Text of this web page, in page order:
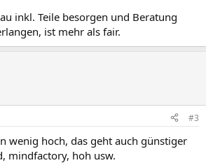
inkl. Teile besorgen und Beratung
ist mehr als fair.
#3
wenig hoch, das geht auch günstiger
mindfactory, hoh usw.